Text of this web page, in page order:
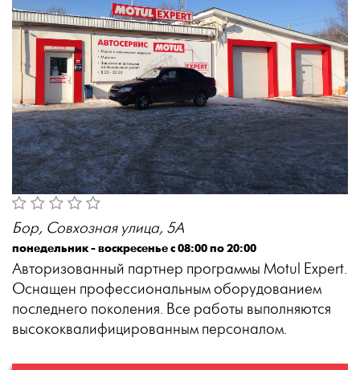
Бор, Совхозная улица, 5А
понедельник - воскресенье с 08:00 по 20:00
Авторизованный партнер программы Motul Expert.
Оснащен профессиональным оборудованием
последнего поколения. Все работы выполняются
высококвалифицированным персоналом.